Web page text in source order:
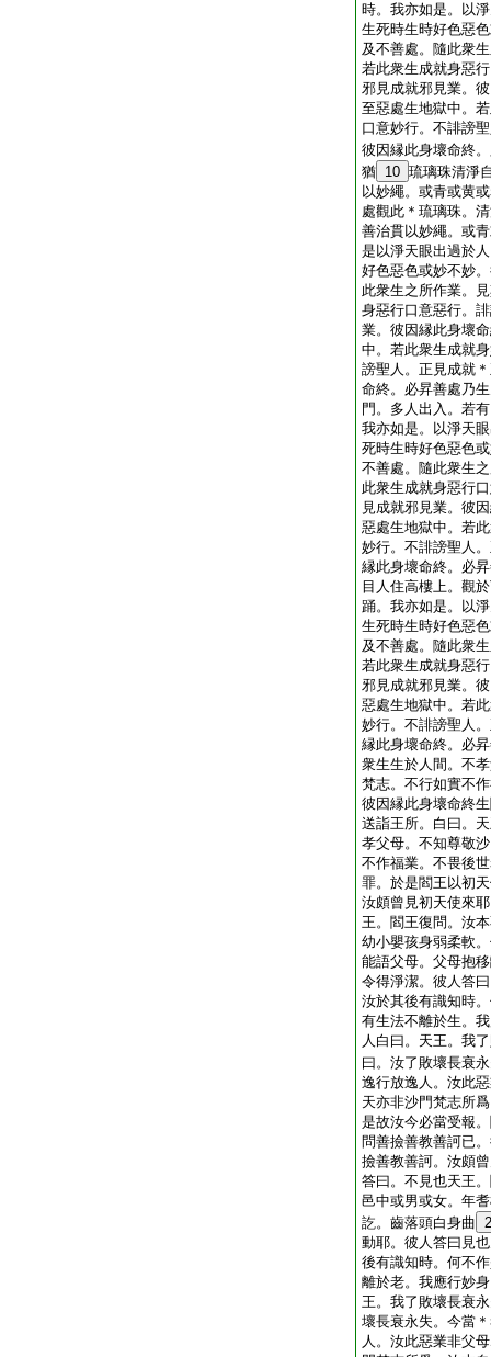
時。我亦如是。以
生死時生時好色惡
及不善處。隨此衆
若此衆生成就身惡
邪見成就邪見業。
至惡處生地獄中。
口意妙行。不誹謗
彼因縁此身壞命終
猶 10 琉璃珠清淨
以妙繩。或青或黄
處觀此＊琉璃珠。
善治貫以妙繩。或
是以淨天眼出過於
好色惡色或妙不妙
此衆生之所作業。
身惡行口意惡行。
業。彼因縁此身壞
中。若此衆生成就
謗聖人。正見成就
命終。必昇善處乃
門。多人出入。若
我亦如是。以淨天
死時生時好色惡色
不善處。隨此衆生
此衆生成就身惡行
見成就邪見業。彼
惡處生地獄中。若
妙行。不誹謗聖人
縁此身壞命終。必
目人住高樓上。觀
踊。我亦如是。以
生死時生時好色惡
及不善處。隨此衆
若此衆生成就身惡
邪見成就邪見業。
惡處生地獄中。若
妙行。不誹謗聖人
縁此身壞命終。必
衆生生於人間。不
梵志。不行如實不
彼因縁此身壞命終
送詣王所。白曰。
孝父母。不知尊敬
不作福業。不畏後
罪。於是閻王以初
汝頗曾見初天使來
王。閻王復問。汝
幼小嬰孩身弱柔軟
能語父母。父母抱
令得淨潔。彼人答
汝於其後有識知時
有生法不離於生。
人白曰。天王。我
曰。汝了敗壞長衰
逸行放逸人。汝此
天亦非沙門梵志所
是故汝今必當受報
問善撿善教善訶已
撿善教善訶。汝頗
答曰。不見也天王
邑中或男或女。年
訖。齒落頭白身曲 2
動耶。彼人答曰見
後有識知時。何不
離於老。我應行妙
王。我了敗壞長衰
壞長衰永失。今當
人。汝此惡業非父